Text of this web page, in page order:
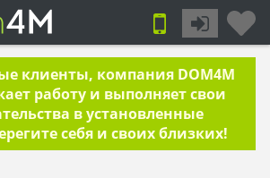
клиенты, компания DOM4M
работу и выполняет свои
в установленные
себя и своих близких!